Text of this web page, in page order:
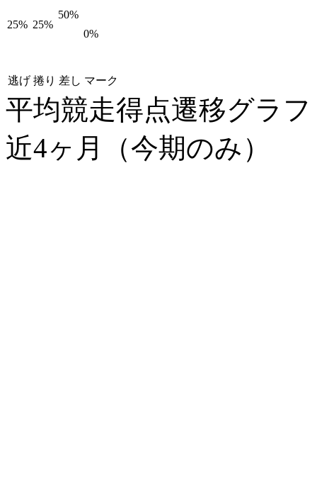
25% 25%
50%
0%
逃げ 捲り 差し マーク
平均競走得点遷移グラ
近4ヶ月（今期のみ）